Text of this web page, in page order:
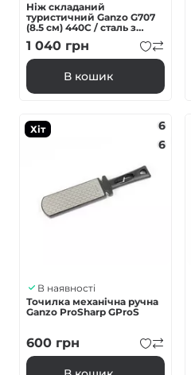
Ніж складаний
туристичний Ganzo G707
(8.5 см) 440C / сталь з
деревом сірий
1 040 грн
В кошик
Хіт
6
6
В наявності
Точилка механічна ручна
Ganzo ProSharp GProS
600 грн